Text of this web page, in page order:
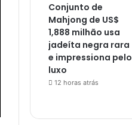
Conjunto de
Mahjong de US$
1,888 milhão usa
jadeíta negra rara
e impressiona pelo
luxo
12 horas atrás